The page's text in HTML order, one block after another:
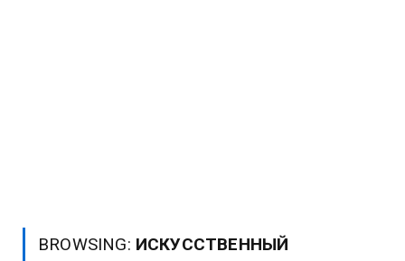
BROWSING: ИСКУССТВЕННЫЙ